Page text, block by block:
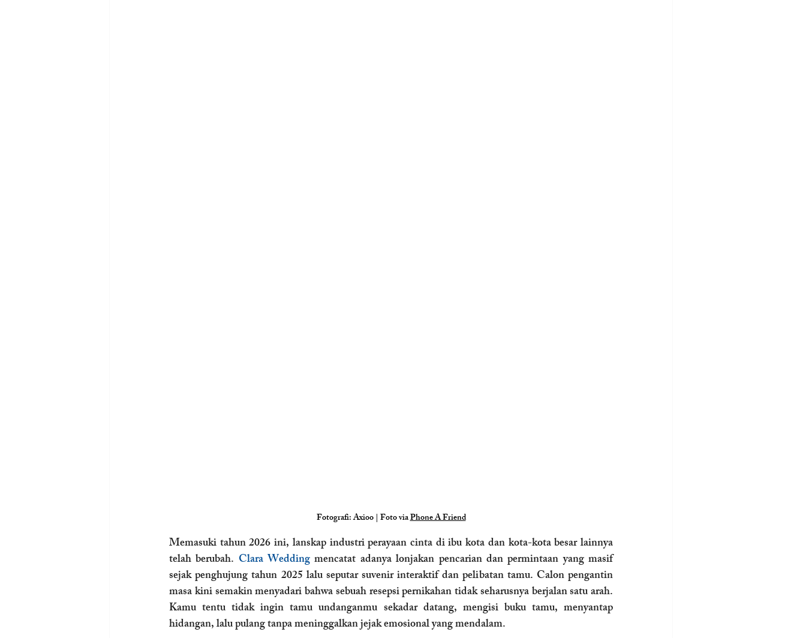
Fotografi: Axioo | Foto via Phone A Friend
Memasuki tahun 2026 ini, lanskap industri perayaan cinta di ibu kota dan kota-kota besar lainnya
telah berubah. Clara Wedding mencatat adanya lonjakan pencarian dan permintaan yang masif
sejak penghujung tahun 2025 lalu seputar suvenir interaktif dan pelibatan tamu. Calon pengantin
masa kini semakin menyadari bahwa sebuah resepsi pernikahan tidak seharusnya berjalan satu arah.
Kamu tentu tidak ingin tamu undanganmu sekadar datang, mengisi buku tamu, menyantap
hidangan, lalu pulang tanpa meninggalkan jejak emosional yang mendalam.